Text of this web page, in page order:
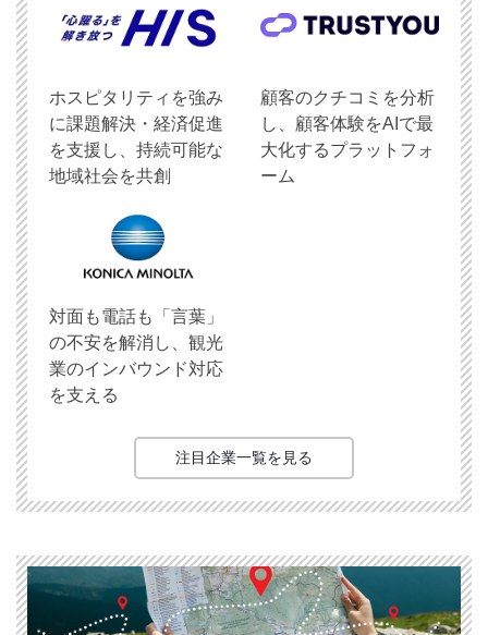
ホスピタリティを強み
に課題解決・経済促進
を支援し、持続可能な
地域社会を共創
顧客のクチコミを分析
し、顧客体験をAIで最
大化するプラットフォ
ーム
対面も電話も「言葉」
の不安を解消し、観光
業のインバウンド対応
を支える
注目企業一覧を見る